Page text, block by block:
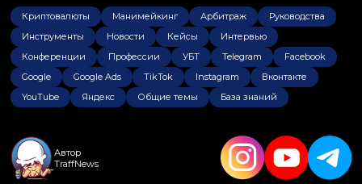
Криптовалюты Манимейкинг Арбитраж
Руководства
Инструменты
Новости Кейсы
Интервью
Конференции
Профессии УБТ Telegram
Facebook
Google
Google Ads TikTok Instagram
Вконтакте
YouTube
Яндекс Общие темы База знаний
Автор
TraffNews